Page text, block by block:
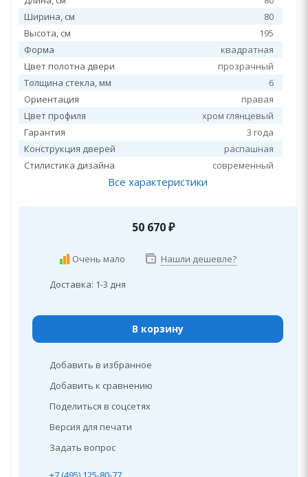
Ширина, см
80
Высота, см
195
Форма
квадратная
Цвет полотна двери
прозрачный
Толщина стекла, мм
6
Ориентация
правая
Цвет профиля
хром глянцевый
Гарантия
3 года
Конструкция дверей
распашная
Стилистика дизайна
современный
Все характеристики
50 670₽
Очень мало Нашли дешевле?
Доставка: 1-3 дня
В корзину
Добавить в избранное
Добавить к сравнению
Поделиться в соцсетях
Версия для печати
Задать вопрос